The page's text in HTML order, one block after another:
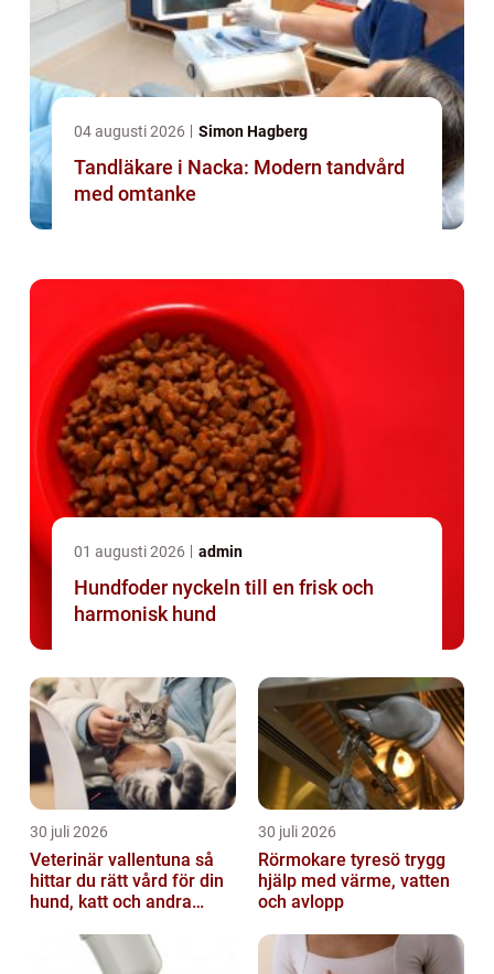
04 augusti 2026 Simon Hagberg
Tandläkare i Nacka: Modern tandvård
med omtanke
01 augusti 2026 admin
Hundfoder nyckeln till en frisk och
harmonisk hund
30 juli 2026
Veterinär vallentuna så
hittar du rätt vård för din
hund, katt och andra
30 juli 2026
Rörmokare tyresö trygg
hjälp med värme, vatten
och avlopp